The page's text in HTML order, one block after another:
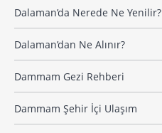
Dalaman’da Nerede Ne Yenilir?
Dalaman’dan Ne Alınır?
Dammam Gezi Rehberi
Dammam Şehir İçi Ulaşım